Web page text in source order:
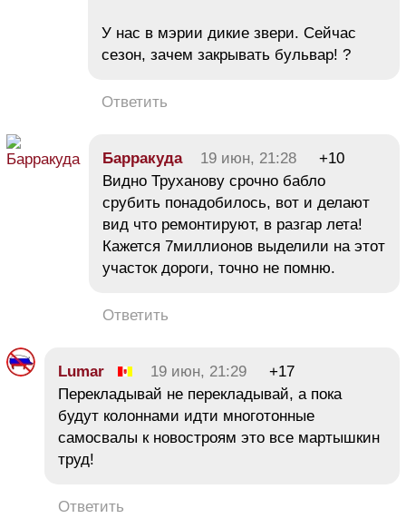
У нас в мэрии дикие звери. Сейчас
сезон, зачем закрывать бульвар! ?
Ответить
Барракуда 19 июн, 21:28
+10
Видно Труханову срочно бабло
срубить понадобилось, вот и делают
вид что ремонтируют, в разгар лета!
Кажется 7миллионов выделили на этот
участок дороги, точно не помню.
Ответить
Lumar 19 июн, 21:29
+17
Перекладывай не перекладывай, а пока
будут колоннами идти многотонные
самосвалы к новостроям это все мартышкин
труд!
Ответить